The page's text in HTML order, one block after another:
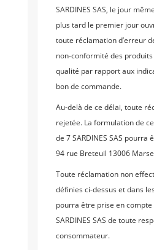
SARDINES SAS, le jour
plus tard le premier jour
toute réclamation d’erreur
non-conformité des
qualité par rapport aux
bon de commande.
Au-delà de ce délai, toute
rejetée.La formulation de
de 7 SARDINES SAS
94 rue Breteuil 13006
Toute réclamation non
définies ci-dessus et dans
pourra être prise en
SARDINES SAS de toute
consommateur.